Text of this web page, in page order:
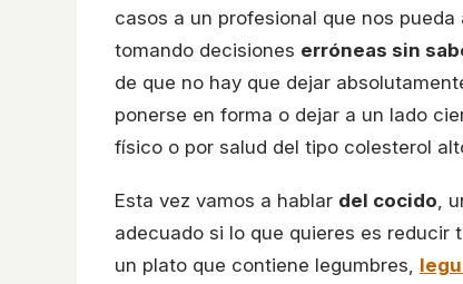
casos a un profesional que nos
tomando decisiones erróneas sin
de que no hay que dejar
ponerse en forma o dejar a un lado
físico o por salud del tipo colesterol
Esta vez vamos a hablar del cocido ,
adecuado si lo que quieres es reducir
un plato que contiene legumbres,